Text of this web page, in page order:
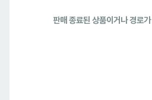
판매 종료된 상품이거나 경로